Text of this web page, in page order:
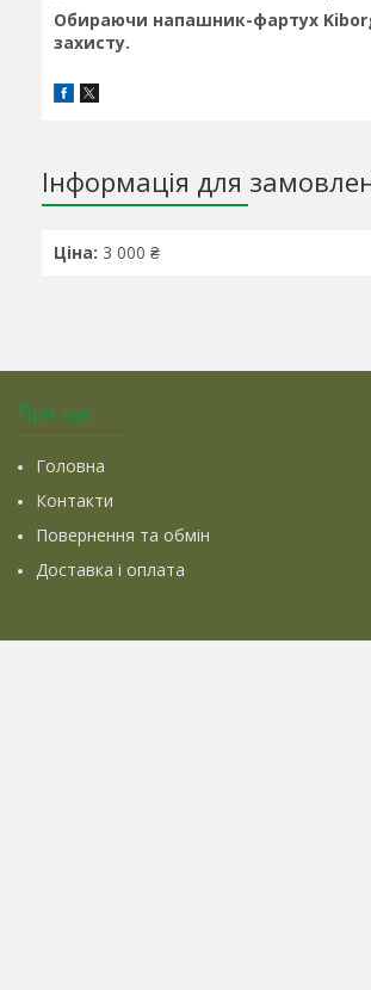
Обираючи напашник-фартух
захисту.
Інформація для
Ціна: 3 000 ₴
Про нас
Головна
Контакти
Повернення та обмін
Доставка і оплата